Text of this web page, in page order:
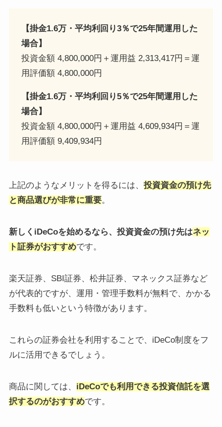
【掛金1.6万・平均利回り3％で25年間運用した
場合】
投資金額 4,800,000円＋運用益 2,313,417円＝運
用評価額 4,800,000円
【掛金1.6万・平均利回り5％で25年間運用した
場合】
投資金額 4,800,000円＋運用益 4,609,934円＝運
用評価額 9,409,934円
上記のようなメリットを得るには、 投資資金の預け先
と商品選びが非常に重要。
新しくiDeCoを始めるなら、投資資金の預け先はネッ
ト証券がおすすめです。
楽天証券、SBI証券、松井証券、マネックス証券など
が代表的ですが、運用・管理手数料が無料で、かかる
手数料も低いという特徴があります。
これらの証券会社を利用することで、iDeCo制度をフ
ルに活用できるでしょう。
商品に関しては、 iDeCoでも利用できる投資信託を選
択するのがおすすめです。